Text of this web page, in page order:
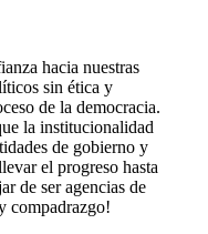
hacia nuestras
sin ética y
de la democracia.
la institucionalidad
de gobierno y
el progreso hasta
de ser agencias de
compadrazgo!